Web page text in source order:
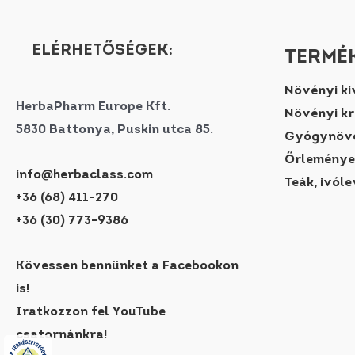
ELÉRHETŐSÉGEK:
HerbaPharm Europe Kft.
5830 Battonya, Puskin utca 85.
info@herbaclass.com
+36 (68) 411-270
+36 (30) 773-9386
Kövessen bennünket a Facebookon
is!
Iratkozzon fel YouTube
csatornánkra!
Növényi
Növényi
Teák,